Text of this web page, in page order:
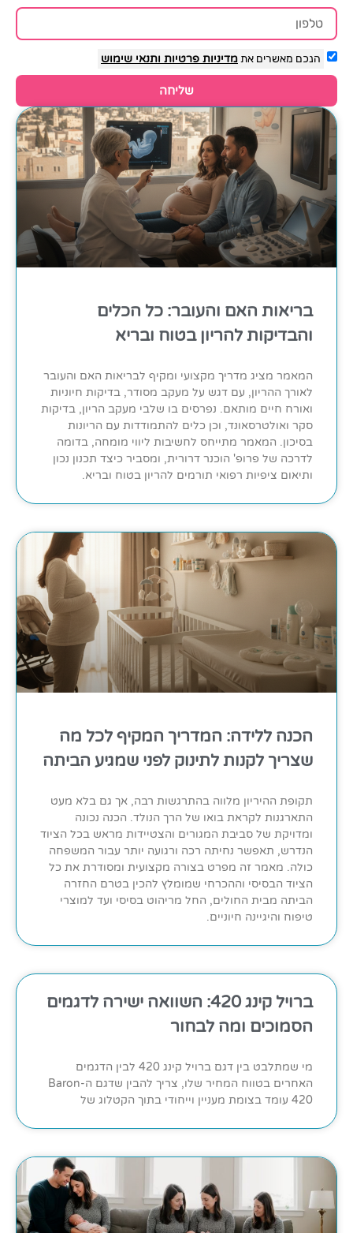
הנכם מאשרים אתמדיניות פרטיות ותנאי שימוש
שליחה
בריאות האם והעובר: כל הכלים
והבדיקות להריון בטוח ובריא
המאמר מציג מדריך מקצועי ומקיף לבריאות האם והעובר
לאורך ההריון, עם דגש על מעקב מסודר, בדיקות חיוניות
ואורח חיים מותאם. נפרסים בו שלבי מעקב הריון, בדיקות
סקר ואולטרסאונד, וכן כלים להתמודדות עם הריונות
בסיכון. המאמר מתייחס לחשיבות ליווי מומחה, בדומה
לדרכה של פרופ' הוכנר דרורית, ומסביר כיצד תכנון נכון
ותיאום ציפיות רפואי תורמים להריון בטוח ובריא.
הכנה ללידה: המדריך המקיף לכל מה
שצריך לקנות לתינוק לפני שמגיע הביתה
תקופת ההיריון מלווה בהתרגשות רבה, אך גם בלא מעט
התארגנות לקראת בואו של הרך הנולד. הכנה נכונה
ומדויקת של סביבת המגורים והצטיידות מראש בכל הציוד
הנדרש, תאפשר נחיתה רכה ורגועה יותר עבור המשפחה
כולה. מאמר זה מפרט בצורה מקצועית ומסודרת את כל
הציוד הבסיסי וההכרחי שמומלץ להכין בטרם החזרה
הביתה מבית החולים, החל מריהוט בסיסי ועד למוצרי
טיפוח והיגיינה חיוניים.
ברויל קינג 420: השוואה ישירה לדגמים
הסמוכים ומה לבחור
מי שמתלבט בין דגם ברויל קינג 420 לבין הדגמים
האחרים בטווח המחיר שלו, צריך להבין שדגם ה-Baron
420 עומד בצומת מעניין וייחודי בתוך הקטלוג של